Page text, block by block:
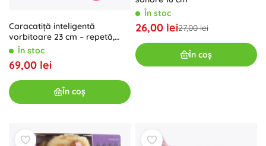
Caracatiță inteligentă
vorbitoare 23 cm – repetă,
luminează și dansează
În stoc
69,00 lei
În coș
În stoc
26,00 lei27,00 lei
În coș